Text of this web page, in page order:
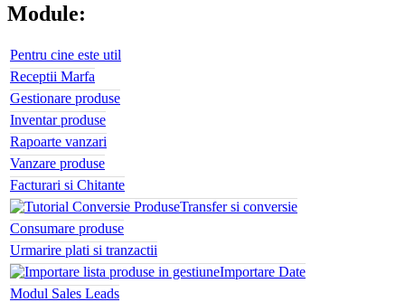
Module:
Pentru cine este util
Receptii Marfa
Gestionare produse
Inventar produse
Rapoarte vanzari
Vanzare produse
Facturari si Chitante
Transfer si conversie
Consumare produse
Urmarire plati si tranzactii
Importare Date
Modul Sales Leads